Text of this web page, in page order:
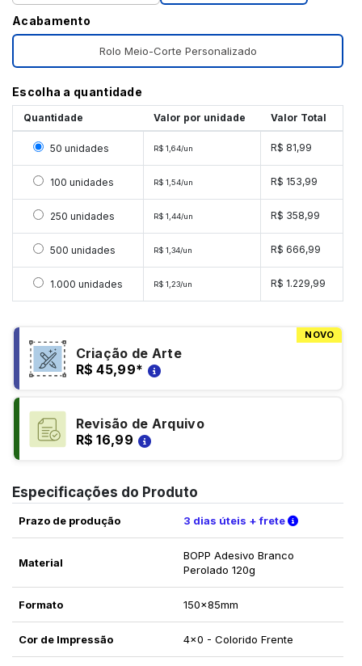
Acabamento
Rolo Meio-Corte Personalizado
Escolha a quantidade
Quantidade Valor por unidade Valor Total
Selecionar 50 unidades
50 unidades R$ 1,64/un R$ 81,99
Selecionar 100 unidades
100 unidades R$ 1,54/un R$ 153,99
Selecionar 250 unidades
250 unidades R$ 1,44/un R$ 358,99
Selecionar 500 unidades
500 unidades R$ 1,34/un R$ 666,99
Selecionar 1000 unidades
1.000 unidades R$ 1,23/un R$ 1.229,99
NOVO
Criação de Arte
R$ 45,99*
Revisão de Arquivo
R$ 16,99
Especificações do Produto
Prazo de produção 3 dias úteis + frete Verifique
Material
BOPP Adesivo Branco
Perolado 120g
Formato 150x85mm
Cor de Impressão 4x0 - Colorido Frente